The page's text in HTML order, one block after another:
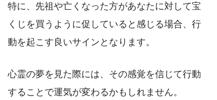
特に、先祖や亡くなった方があなたに対して宝
くじを買うように促していると感じる場合、行
動を起こす良いサインとなります。
心霊の夢を見た際には、その感覚を信じて行動
することで運気が変わるかもしれません。